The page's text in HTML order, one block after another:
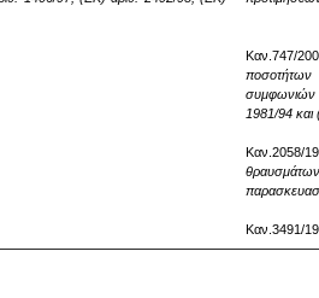
Καν.747/
ποσοτήτων
συμφωνιών
1981/94
Καν.2058/
Καν.3491/